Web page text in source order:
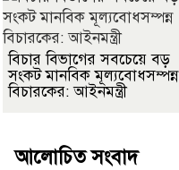
বিচার বিভাগের সবচেয়ে বড়
সংকট মানবিক মূল্যবোধসম্পন্ন
বিচারকের: আইনমন্ত্রী
আলোচিত সংবাদ